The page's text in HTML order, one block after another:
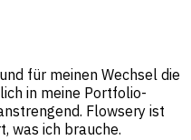
für meinen Wechsel die
in meine Portfolio-
Flowsery ist
was ich brauche.